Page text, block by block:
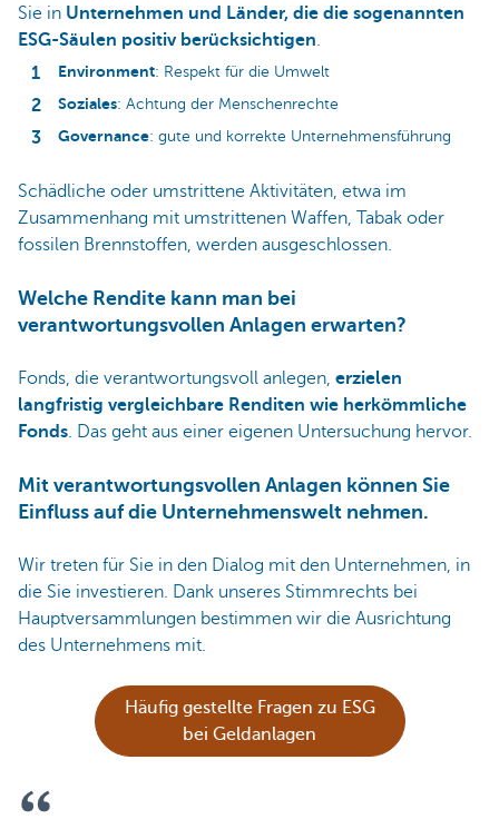
Sie in Unternehmen und Länder, die die sogenannten
ESG-Säulen positiv berücksichtigen.
Environment: Respekt für die Umwelt
Soziales: Achtung der Menschenrechte
Governance: gute und korrekte Unternehmensführung
Schädliche oder umstrittene Aktivitäten, etwa im
Zusammenhang mit umstrittenen Waffen, Tabak oder
fossilen Brennstoffen, werden ausgeschlossen.
Welche Rendite kann man bei
verantwortungsvollen Anlagen erwarten?
Fonds, die verantwortungsvoll anlegen, erzielen
langfristig vergleichbare Renditen wie herkömmliche
Fonds. Das geht aus einer eigenen Untersuchung hervor.
Mit verantwortungsvollen Anlagen können Sie
Einfluss auf die Unternehmenswelt nehmen.
Wir treten für Sie in den Dialog mit den Unternehmen, in
die Sie investieren. Dank unseres Stimmrechts bei
Hauptversammlungen bestimmen wir die Ausrichtung
des Unternehmens mit.
Häufig gestellte Fragen zu ESG
bei Geldanlagen